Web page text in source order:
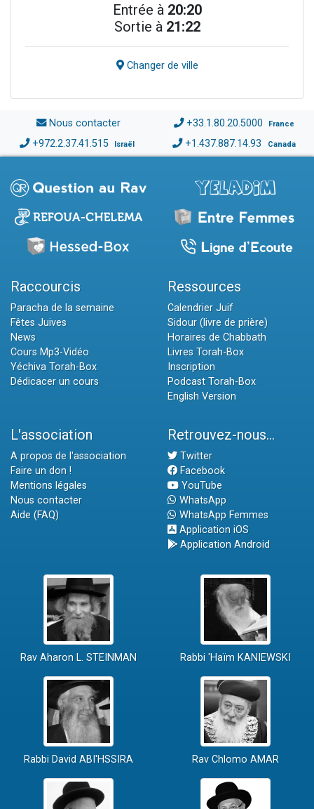
Entrée à 20:20
Sortie à 21:22
Changer de ville
Nous contacter +33.1.80.20.5000 France
+972.2.37.41.515 Israël +1.437.887.14.93 Canada
Raccourcis
Paracha de la semaine
Fêtes Juives
News
Cours Mp3-Vidéo
Yéchiva Torah-Box
Dédicacer un cours
Ressources
Calendrier Juif
Sidour (livre de prière)
Horaires de Chabbath
Livres Torah-Box
Inscription
Podcast Torah-Box
English Version
L'association
A propos de l'association
Faire un don !
Mentions légales
Nous contacter
Aide (FAQ)
Retrouvez-nous...
Twitter
Facebook
YouTube
WhatsApp
WhatsApp Femmes
Application iOS
Application Android
Rav Aharon L. STEINMAN Rabbi 'Haïm KANIEWSKI
Rabbi David ABI'HSSIRA Rav Chlomo AMAR